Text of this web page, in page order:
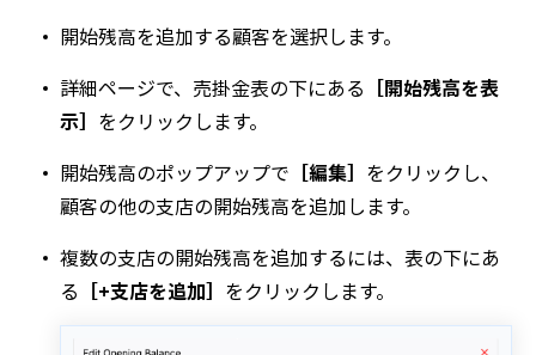
開始残高を追加する顧客を選択します。
詳細ページで、 売掛金表の下にある ［開始残高を表
示］ をクリックします。
開始残高のポップアップで ［編集］ をクリックし、
顧客の他の支店の開始残高を追加します。
複数の支店の開始残高を追加するには、表の下にあ
る ［+支店を追加］ をクリックします。